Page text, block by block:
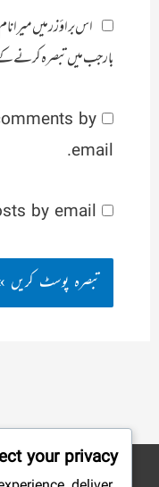
اس براؤزر میں میرا
بار جب میں تبصرہ
by
email.
by email.
your privacy